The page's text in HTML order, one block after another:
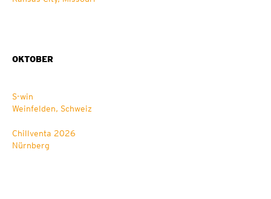
OKTOBER
S-win
Weinfelden, Schweiz
Chillventa 2026
Nürnberg